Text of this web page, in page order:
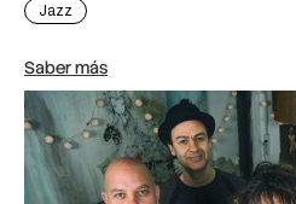
Jazz
Saber más